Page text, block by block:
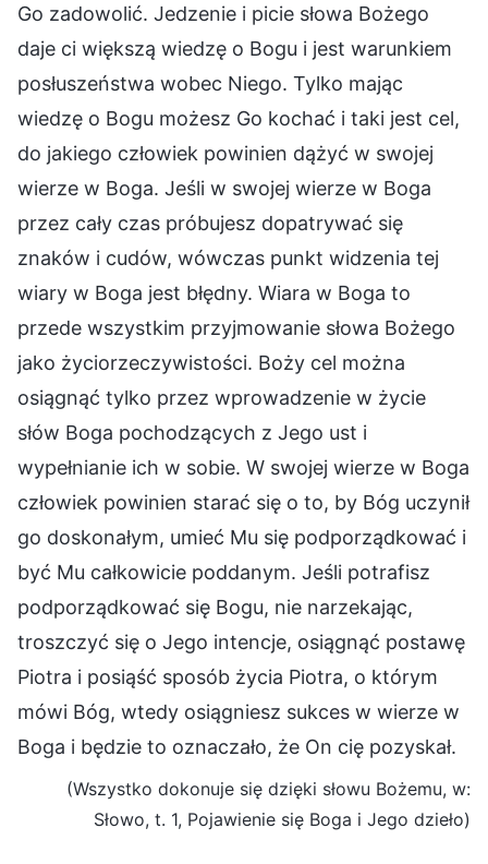
Go zadowolić. Jedzenie i picie słowa Bożego
daje ci większą wiedzę o Bogu i jest warunkiem
posłuszeństwa wobec Niego. Tylko mając
wiedzę o Bogu możesz Go kochać i taki jest cel,
do jakiego człowiek powinien dążyć w swojej
wierze w Boga. Jeśli w swojej wierze w Boga
przez cały czas próbujesz dopatrywać się
znaków i cudów, wówczas punkt widzenia tej
wiary w Boga jest błędny. Wiara w Boga to
przede wszystkim przyjmowanie słowa Bożego
jako życiorzeczywistości. Boży cel można
osiągnąć tylko przez wprowadzenie w życie
słów Boga pochodzących z Jego ust i
wypełnianie ich w sobie. W swojej wierze w Boga
człowiek powinien starać się o to, by Bóg uczynił
go doskonałym, umieć Mu się podporządkować i
być Mu całkowicie poddanym. Jeśli potrafisz
podporządkować się Bogu, nie narzekając,
troszczyć się o Jego intencje, osiągnąć postawę
Piotra i posiąść sposób życia Piotra, o którym
mówi Bóg, wtedy osiągniesz sukces w wierze w
Boga i będzie to oznaczało, że On cię pozyskał.
(Wszystko dokonuje się dzięki słowu Bożemu, w:
Słowo, t. 1, Pojawienie się Boga i Jego dzieło)